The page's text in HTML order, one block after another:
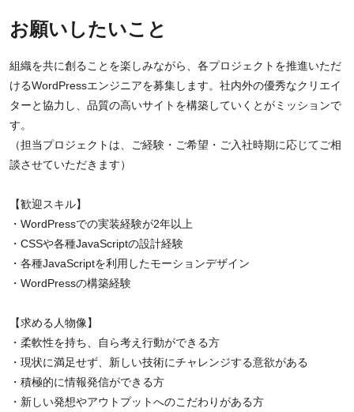
お願いしたいこと
組織を共に創ることを楽しみながら、各プロジェクトを推進いただ
けるWordPressエンジニアを募集します。社内外の優秀なクリエイ
ターと協力し、品質の高いサイトを構築していくとがミッションで
す。
（担当プロジェクトは、ご経験・ご希望・ご入社時期に応じてご相
談させていただきます）
【歓迎スキル】
・WordPressでの実装経験が2年以上
・CSSや各種JavaScriptの設計経験
・各種JavaScriptを利用したモーションデザイン
・WordPressの構築経験
【求める人物像】
・柔軟性を持ち、自ら考え行動ができる方
・現状に満足せず、新しい技術にチャレンジする意欲がある
・積極的に情報発信ができる方
・新しい発想やアウトプットへのこだわりがある方